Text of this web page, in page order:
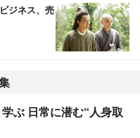
ジネス、売
ぶ 日常に潜む“人身取